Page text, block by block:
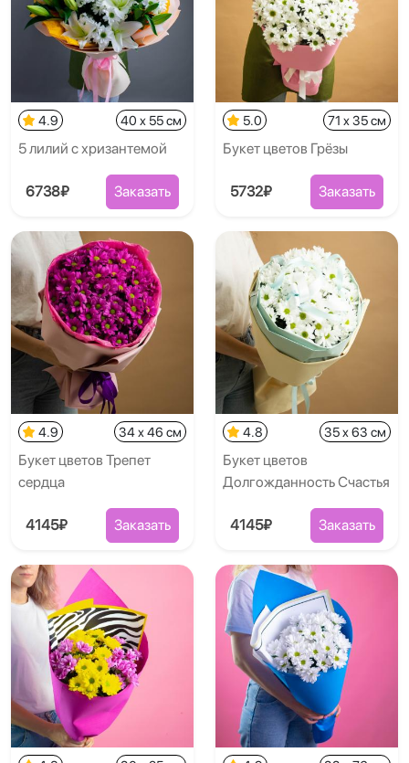
4.9 40 x 55 см
5 лилий с хризантемой
6738₽ Заказать
5.0 71 x 35 см
Букет цветов Грёзы
5732₽ Заказать
4.9 34 x 46 см
Букет цветов Трепет
сердца
4145₽ Заказать
4.8 35 x 63 см
Букет цветов
Долгожданность Счастья
4145₽ Заказать